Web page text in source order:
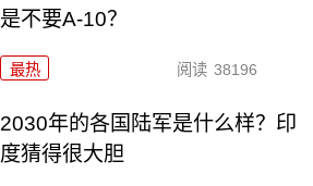
是不要A-10？
最热 阅读 38196
2030年的各国陆军是什么样？印
度猜得很大胆